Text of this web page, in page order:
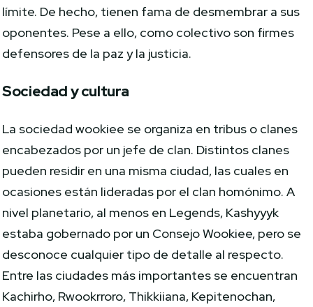
límite. De hecho, tienen fama de desmembrar a sus
oponentes. Pese a ello, como colectivo son firmes
defensores de la paz y la justicia.
Sociedad y cultura
La sociedad wookiee se organiza en tribus o clanes
encabezados por un jefe de clan. Distintos clanes
pueden residir en una misma ciudad, las cuales en
ocasiones están lideradas por el clan homónimo. A
nivel planetario, al menos en Legends, Kashyyyk
estaba gobernado por un Consejo Wookiee, pero se
desconoce cualquier tipo de detalle al respecto.
Entre las ciudades más importantes se encuentran
Kachirho, Rwookrroro, Thikkiiana, Kepitenochan,